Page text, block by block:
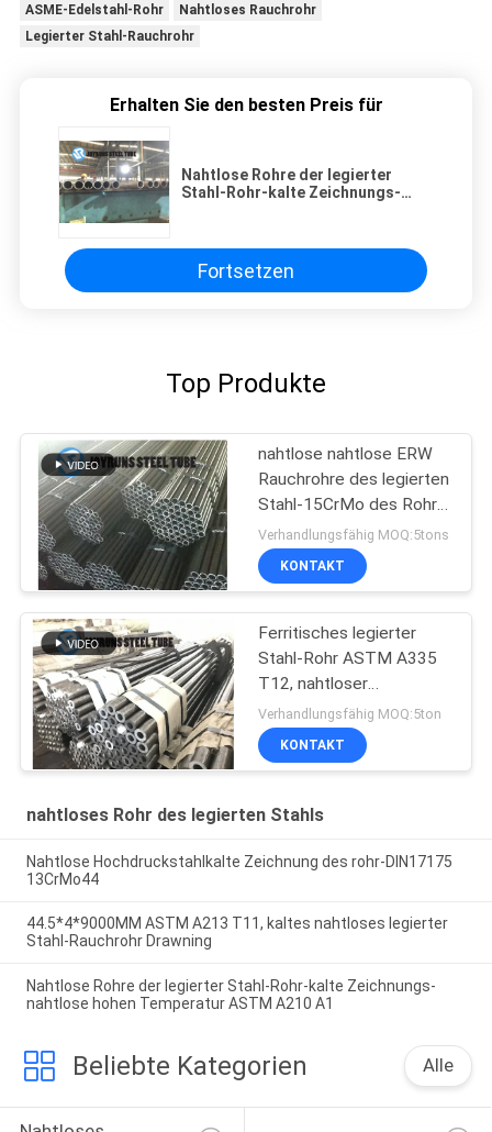
ASME-Edelstahl-Rohr
Nahtloses Rauchrohr
Legierter Stahl-Rauchrohr
Erhalten Sie den besten Preis für
Nahtlose Rohre der legierter
Stahl-Rohr-kalte Zeichnungs-
Fortsetzen
Top Produkte
nahtlose nahtlose ERW
Rauchrohre des legierten
Stahl-15CrMo des Rohr-
DIN17175 kalten der
Zeichnungs-
Verhandlungsfähig MOQ:5tons
KONTAKT
Ferritisches legierter
Stahl-Rohr ASTM A335
T12, nahtloser
Kohlenstoffstahl der
hohen Temperatur
Verhandlungsfähig MOQ:5ton
KONTAKT
nahtloses Rohr des legierten Stahls
Nahtlose Hochdruckstahlkalte Zeichnung des rohr-DIN17175
13CrMo44
44.5*4*9000MM ASTM A213 T11, kaltes nahtloses legierter
Stahl-Rauchrohr Drawning
Nahtlose Rohre der legierter Stahl-Rohr-kalte Zeichnungs-
nahtlose hohen Temperatur ASTM A210 A1
Beliebte Kategorien Alle